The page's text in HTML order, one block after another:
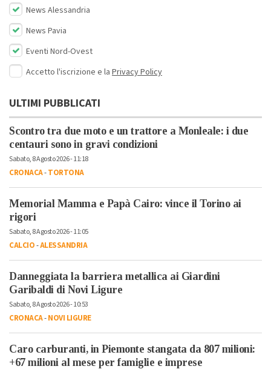
News Alessandria
News Pavia
Eventi Nord-Ovest
Accetto l'iscrizione e la Privacy Policy
ULTIMI PUBBLICATI
Scontro tra due moto e un trattore a Monleale: i due
centauri sono in gravi condizioni
Sabato, 8 Agosto 2026 - 11:18
CRONACA-TORTONA
Memorial Mamma e Papà Cairo: vince il Torino ai
rigori
Sabato, 8 Agosto 2026 - 11:05
CALCIO-ALESSANDRIA
Danneggiata la barriera metallica ai Giardini
Garibaldi di Novi Ligure
Sabato, 8 Agosto 2026 - 10:53
CRONACA-NOVI LIGURE
Caro carburanti, in Piemonte stangata da 807 milioni:
+67 milioni al mese per famiglie e imprese